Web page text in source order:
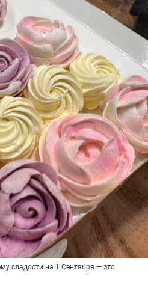
сладости на 1 Сентября — это